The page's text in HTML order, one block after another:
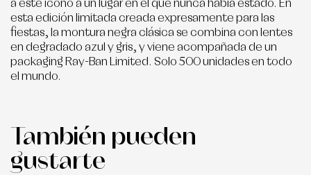
a este icono a un lugar en el que nunca había estado. En
esta edición limitada creada expresamente para las
fiestas, la montura negra clásica se combina con lentes
en degradado azul y gris, y viene acompañada de un
packaging Ray-Ban Limited. Solo 500 unidades en todo
el mundo.
También pueden
gustarte